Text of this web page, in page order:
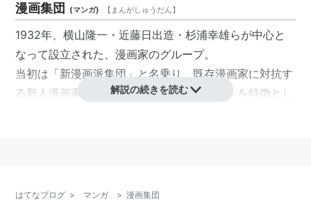
漫画集団 (マンガ) 【 まんがしゅうだん】
1932年、横山隆一 ・近藤日出造 ・杉浦幸雄らが中心と
なって設立された、漫画家のグループ。
当初は「新漫画派集団」と名乗り、既存漫画家に対抗す
る新人漫画家の集団製作・集団マネジメントを特徴とし
解説の続きを読む
はてなブログ > マンガ > 漫画集団